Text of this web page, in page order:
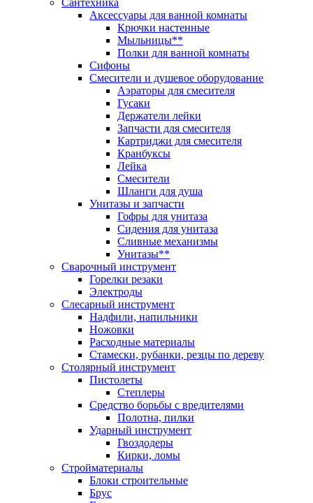
Сантехника
Аксессуары для ванной комнаты
Крючки настенные
Мыльницы**
Полки для ванной комнаты
Сифоны
Смесители и душевое оборудование
Аэраторы для смесителя
Гусаки
Держатели лейки
Запчасти для смесителя
Картриджи для смесителя
Кранбуксы
Лейка
Смесители
Шланги для душа
Унитазы и запчасти
Гофры для унитаза
Сидения для унитаза
Сливные механизмы
Унитазы**
Сварочный инструмент
Горелки резаки
Электроды
Слесарный инструмент
Надфили, напильники
Ножовки
Расходные материалы
Стамески, рубанки, резцы по дереву
Столярный инструмент
Пистолеты
Степлеры
Средство борьбы с вредителями
Полотна, пилки
Ударный инструмент
Гвоздодеры
Кирки, ломы
Стройматериалы
Блоки строительные
Брус